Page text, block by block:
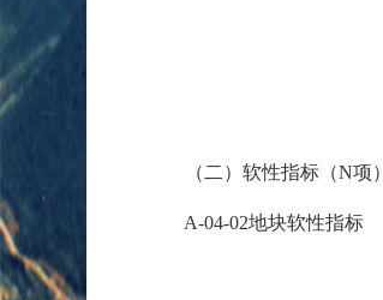
（二）软性指标（N项）
A-04-02地块软性指标